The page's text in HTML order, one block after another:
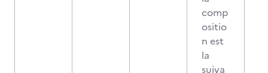
comp
ositio
n est
la
suiva